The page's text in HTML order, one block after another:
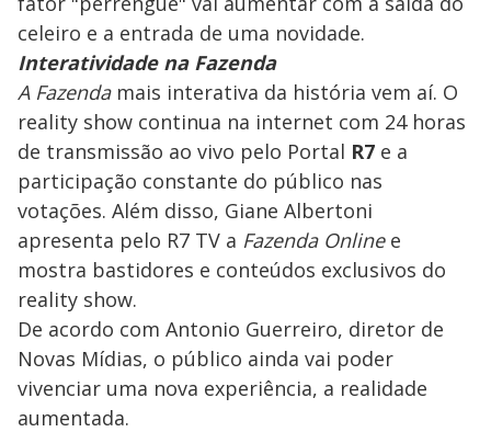
celeiro e a entrada de uma novidade.
Interatividade na Fazenda
A Fazendamais interativa da história vem aí. O
reality show continua na internet com 24 horas
de transmissão ao vivo pelo Portal R7 e a
participação constante do público nas
votações. Além disso, Giane Albertoni
apresenta pelo R7 TV a Fazenda Onlinee
mostra bastidores e conteúdos exclusivos do
reality show.
De acordo com Antonio Guerreiro, diretor de
Novas Mídias, o público ainda vai poder
vivenciar uma nova experiência, a realidade
aumentada.